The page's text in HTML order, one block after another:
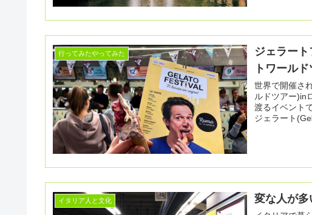
行ってみたやってみた
ジェラー
トワールド
世界で開催さ
ルドツアー)inローマに行
渡るイベント
ジェラート
イタリア人と文化 変な人が